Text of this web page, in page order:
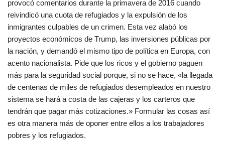
provocó comentarios durante la primavera de 2016 cuando
reivindicó una cuota de refugiados y la expulsión de los
inmigrantes culpables de un crimen. Esta vez alabó los
proyectos económicos de Trump, las inversiones públicas por
la nación, y demandó el mismo tipo de política en Europa, con
acento nacionalista. Pide que los ricos y el gobierno paguen
más para la seguridad social porque, si no se hace, «la llegada
de centenas de miles de refugiados desempleados en nuestro
sistema se hará a costa de las cajeras y los carteros que
tendrán que pagar más cotizaciones.» Formular las cosas así
es otra manera más de oponer entre ellos a los trabajadores
pobres y los refugiados.